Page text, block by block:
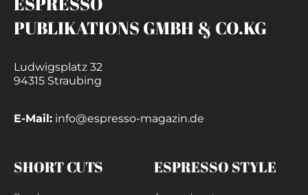
PUBLIKATIONS GMBH & CO.KG
Ludwigsplatz 32
94315 Straubing
E-Mail: info@espresso-magazin.de
SHORT CUTS ESPRESSO STYLE